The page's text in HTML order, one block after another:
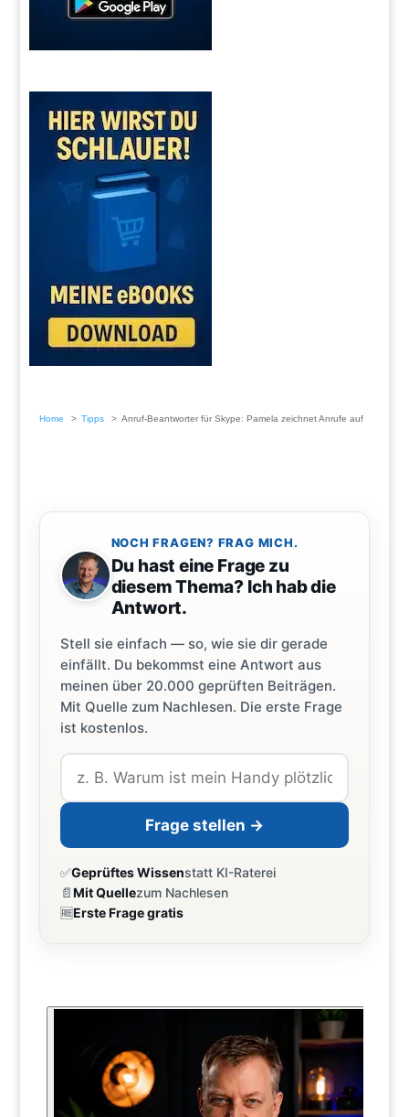
Home Tipps Anruf-Beantworter für Skype: Pamela zeichnet Anrufe auf
NOCH FRAGEN? FRAG MICH.
Du hast eine Frage zu
diesem Thema? Ich hab die
Antwort.
Stell sie einfach — so, wie sie dir gerade
einfällt. Du bekommst eine Antwort aus
meinen über 20.000 geprüften Beiträgen.
Mit Quelle zum Nachlesen. Die erste Frage
ist kostenlos.
Frage stellen →
✅Geprüftes Wissenstatt KI-Raterei
📄Mit Quellezum Nachlesen
🆓Erste Frage gratis